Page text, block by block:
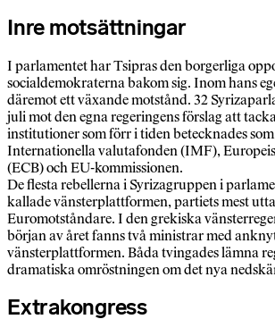
Inre motsättningar
I parlamentet har Tsipras den borgerliga
socialdemokraterna bakom sig. Inom hans
däremot ett växande motstånd. 32
juli mot den egna regeringens förslag att
institutioner som förr i tiden betecknades
Internationella valutafonden (IMF),
(ECB) och EU-kommissionen.
De flesta rebellerna i Syrizagruppen i
kallade vänsterplattformen, partiets mest
Euromotståndare. I den grekiska
början av året fanns två ministrar med
vänsterplattformen. Båda tvingades lämna
dramatiska omröstningen om det nya
Extrakongress